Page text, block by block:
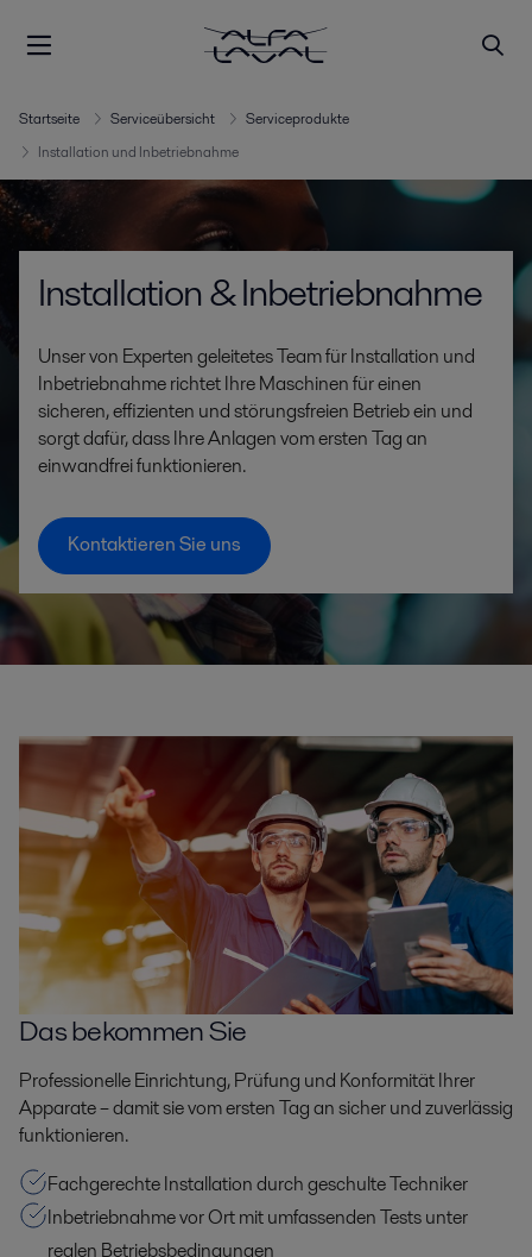
Startseite Serviceübersicht
Serviceprodukte
Installation und Inbetriebnahme
Installation & Inbetriebnahme
Unser von Experten geleitetes Team für Installation und
Inbetriebnahme richtet Ihre Maschinen für einen
sicheren, effizienten und störungsfreien Betrieb ein und
sorgt dafür, dass Ihre Anlagen vom ersten Tag an
einwandfrei funktionieren.
Kontaktieren Sie uns
Das bekommen Sie
Professionelle Einrichtung, Prüfung und Konformität Ihrer
Apparate – damit sie vom ersten Tag an sicher und zuverlässig
funktionieren.
Fachgerechte Installation durch geschulte Techniker
Inbetriebnahme vor Ort mit umfassenden Tests unter
realen Betriebsbedingungen